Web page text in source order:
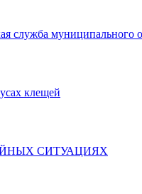
служба муниципального
клещей
СИТУАЦИЯХ